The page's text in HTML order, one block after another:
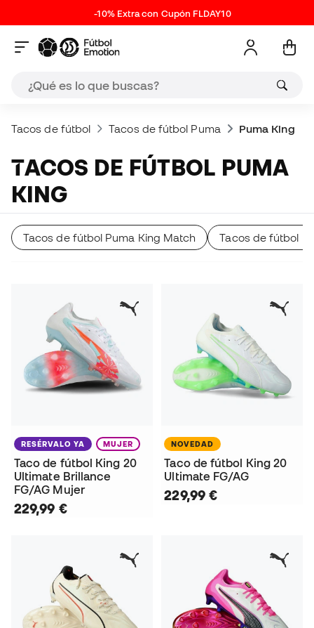
-10% Extra con Cupón FLDAY10
Tacos de fútbol Tacos de fútbol Puma Puma King
TACOS DE FÚTBOL PUMA
KING
Tacos de fútbol Puma King Match Tacos de fútbol
RESÉRVALO YA MUJER
Taco de fútbol King 20
Ultimate Brillance
FG/AG Mujer
229,99 €
NOVEDAD
Taco de fútbol King 20
Ultimate FG/AG
229,99 €